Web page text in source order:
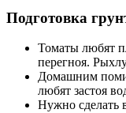
Подготовка
Томаты любят
перегноя.
Домашним
любят застоя
Нужно сделать